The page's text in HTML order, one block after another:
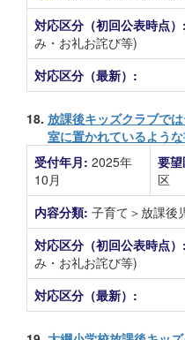
対応区分（初回公表時点
み・お礼お詫び等)
対応区分（最新）:
18. 放課後キッズクラブで
室に置かれているよう
受付年月: 2025年
10月
要
区
内容分類: 子育て＞放課後
対応区分（初回公表時点
み・お礼お詫び等)
対応区分（最新）: